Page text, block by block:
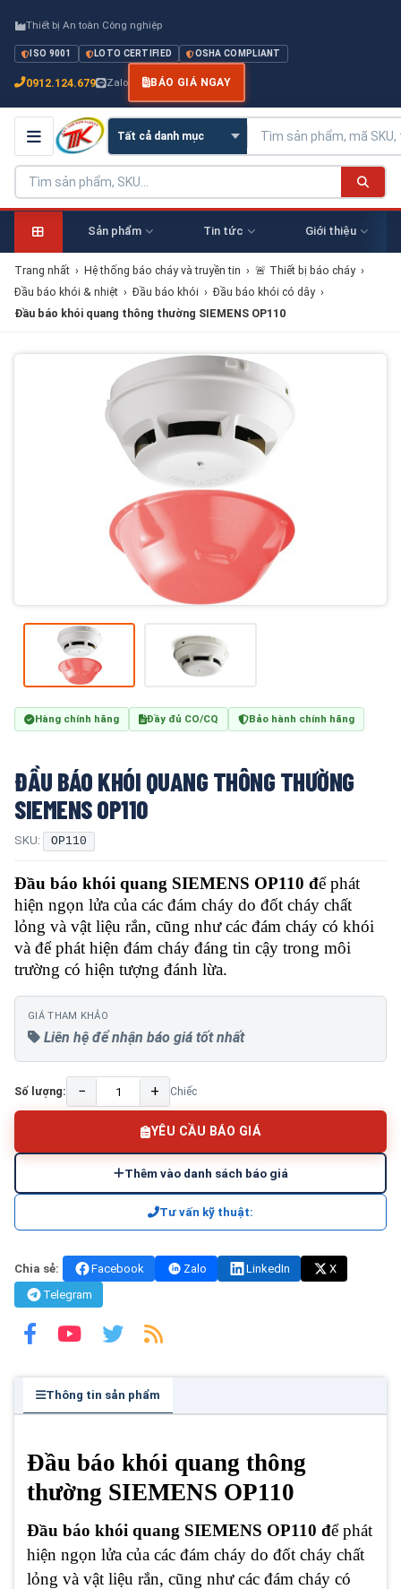
Thiết bị An toàn Công nghiệp
ISO 9001 LOTO CERTIFIED OSHA COMPLIANT
0912.124.679 Zalo BÁO GIÁ NGAY
Sản phẩm Tin tức Giới thiệu
Trang nhất › Hệ thống báo cháy và truyền tin › 🚨 Thiết bị báo cháy ›
Đầu báo khói & nhiệt › Đầu báo khói › Đầu báo khói có dây ›
Đầu báo khói quang thông thường SIEMENS OP110
Hàng chính hãng Đầy đủ CO/CQ Bảo hành chính hãng
ĐẦU BÁO KHÓI QUANG THÔNG THƯỜNG
SIEMENS OP110
SKU: OP110
Đầu báo khói quang SIEMENS OP110 để phát
hiện ngọn lửa của các đám cháy do đốt cháy chất
lỏng và vật liệu rắn, cũng như các đám cháy có khói
và để phát hiện đám cháy đáng tin cậy trong môi
trường có hiện tượng đánh lừa.
GIÁ THAM KHẢO
Liên hệ để nhận báo giá tốt nhất
Số lượng: − + Chiếc
YÊU CẦU BÁO GIÁ
Thêm vào danh sách báo giá
Tư vấn kỹ thuật:
Chia sẻ: Facebook Zalo LinkedIn
X
Telegram
Thông tin sản phẩm
Đầu báo khói quang thông
thường SIEMENS OP110
Đầu báo khói quang SIEMENS OP110 để phát
hiện ngọn lửa của các đám cháy do đốt cháy chất
lỏng và vật liệu rắn, cũng như các đám cháy có